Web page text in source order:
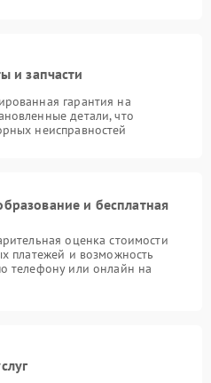
и запчасти
гарантия на
детали, что
неисправностей
и бесплатная
оценка стоимости
платежей и возможность
телефону или онлайн на